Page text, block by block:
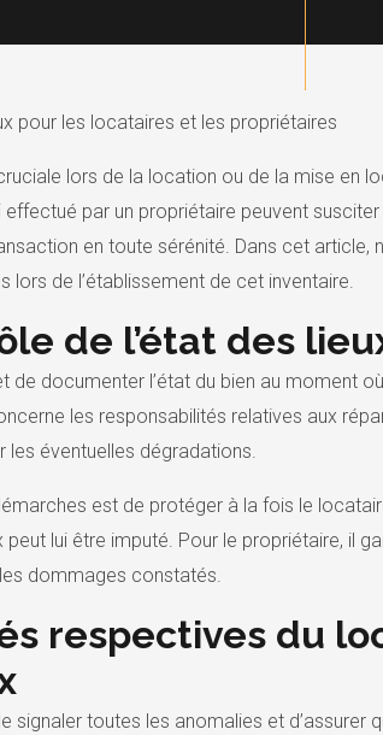
pour les locataires et les propriétaires
lors de la location ou de la mise en
par un propriétaire peuvent
en toute sérénité. Dans cet
lors de l’établissement de cet inventaire.
de l’état des
de documenter l’état du bien au
les responsabilités relatives aux
les éventuelles dégradations.
est de protéger à la fois le
peut lui être imputé. Pour le propriétaire, il
dommages constatés.
respectives du
toutes les anomalies et d’assurer